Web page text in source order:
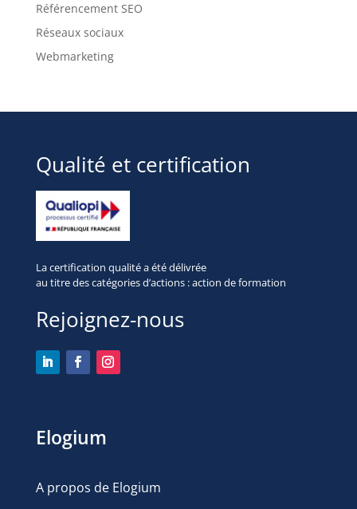
Référencement SEO
Réseaux sociaux
Webmarketing
Qualité et certification
La certification qualité a été délivrée
au titre descatégories d’actions : action de formation
Rejoignez-nous
Elogium
A propos de Elogium